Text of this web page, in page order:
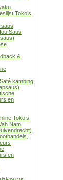
Toko’s
Saus
&
Saté kambing
en
Toko’s
Nam
en